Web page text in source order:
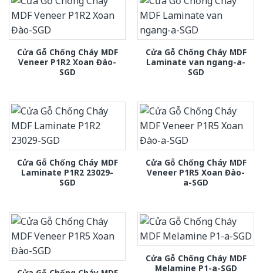
Cửa Gỗ Chống Cháy MDF
Veneer P1R2 Xoan Đào-
SGD
Cửa Gỗ Chống Cháy MDF
Laminate van ngang-a-
SGD
Cửa Gỗ Chống Cháy MDF
Laminate P1R2 23029-
SGD
Cửa Gỗ Chống Cháy MDF
Veneer P1R5 Xoan Đào-
a-SGD
Cửa Gỗ Chống Cháy MDF
Melamine P1-a-SGD